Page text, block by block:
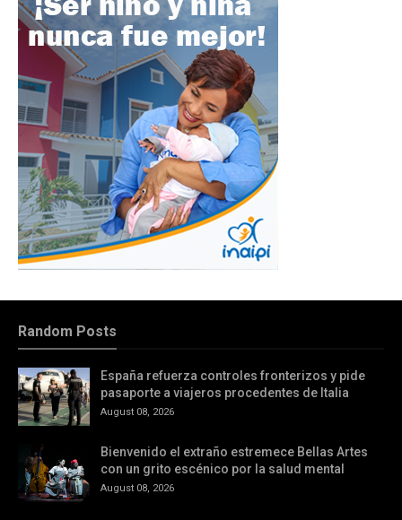
Random Posts
España refuerza controles fronterizos y pide
pasaporte a viajeros procedentes de Italia
August 08, 2026
Bienvenido el extraño estremece Bellas Artes
con un grito escénico por la salud mental
August 08, 2026